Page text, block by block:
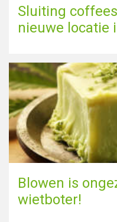
Sluiting
nieuwe locatie
Blowen is
wietboter!